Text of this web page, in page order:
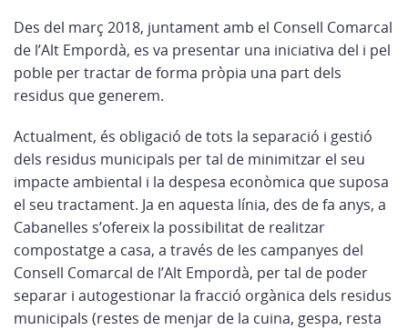
Des del març 2018, juntament amb el Consell Comarcal
de l’Alt Empordà, es va presentar una iniciativa del i pel
poble per tractar de forma pròpia una part dels
residus que generem.
Actualment, és obligació de tots la separació i gestió
dels residus municipals per tal de minimitzar el seu
impacte ambiental i la despesa econòmica que suposa
el seu tractament. Ja en aquesta línia, des de fa anys, a
Cabanelles s’ofereix la possibilitat de realitzar
compostatge a casa, a través de les campanyes del
Consell Comarcal de l’Alt Empordà, per tal de poder
separar i autogestionar la fracció orgànica dels residus
municipals (restes de menjar de la cuina, gespa, resta